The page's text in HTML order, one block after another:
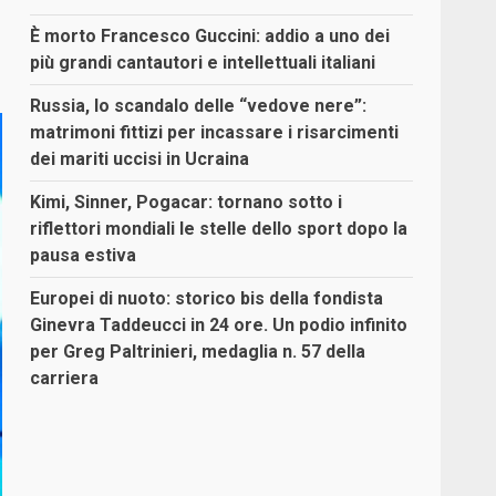
È morto Francesco Guccini: addio a uno dei
più grandi cantautori e intellettuali italiani
Russia, lo scandalo delle “vedove nere”:
matrimoni fittizi per incassare i risarcimenti
dei mariti uccisi in Ucraina
Kimi, Sinner, Pogacar: tornano sotto i
riflettori mondiali le stelle dello sport dopo la
pausa estiva
Europei di nuoto: storico bis della fondista
Ginevra Taddeucci in 24 ore. Un podio infinito
per Greg Paltrinieri, medaglia n. 57 della
carriera